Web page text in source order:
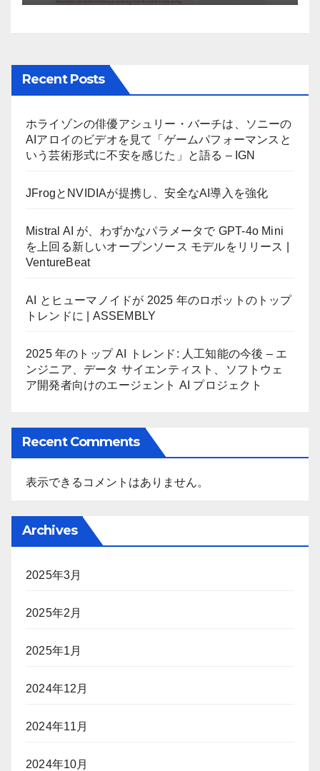
Recent Posts
ホライゾンの俳優アシュリー・バーチは、ソニーの
AIアロイのビデオを見て「ゲームパフォーマンスと
いう芸術形式に不安を感じた」と語る – IGN
JFrogとNVIDIAが提携し、安全なAI導入を強化
Mistral AI が、わずかなパラメータで GPT-4o Mini
を上回る新しいオープンソース モデルをリリース |
VentureBeat
AI とヒューマノイドが 2025 年のロボットのトップ
トレンドに | ASSEMBLY
2025 年のトップ AI トレンド: 人工知能の今後 – エ
ンジニア、データ サイエンティスト、ソフトウェ
ア開発者向けのエージェント AI プロジェクト
Recent Comments
表示できるコメントはありません。
Archives
2025年3月
2025年2月
2025年1月
2024年12月
2024年11月
2024年10月